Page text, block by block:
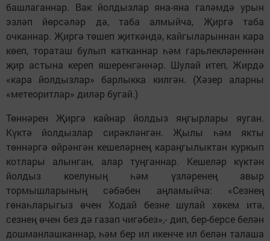
башлаганнар. Вак йолдызлар яна-яна галәмдә урын
эзләп йөрсәләр дә, таба алмыйча, Җиргә таба
очканнар. Җиргә төшеп җиткәндә, кайгыларыннан кара
көеп, тораташ булып катканнар һәм гарьлекләреннән
җир астына кереп яшеренгәннәр. Шулай итеп, Жирдә
«кара йолдызлар» барлыкка килгән. (Хәзер аларны
«метеоритлар» диләр бугай.)
Төннәрен Җиргә кайнар йолдыз яңгырлары яуган.
Күктә йолдызлар сирәкләнгән. Җылы һәм якты
төннәргә өйрәнгән кешеләрнең караңгылыктан куркып
котлары алынган, алар туңганнар. Кешеләр күктән
йолдыз коелуның һәм үзләренең авыр
тормышларының сәбәбен аңламыйча: «Сезнең
гөнаһларыгыз өчен Ходай безне шулай хөкем итә,
сезнең өчен без дә газап чигәбез»,- дип, бер-берсе белән
дошманлашканнар, һәм бер ил икенче ил белән талаша